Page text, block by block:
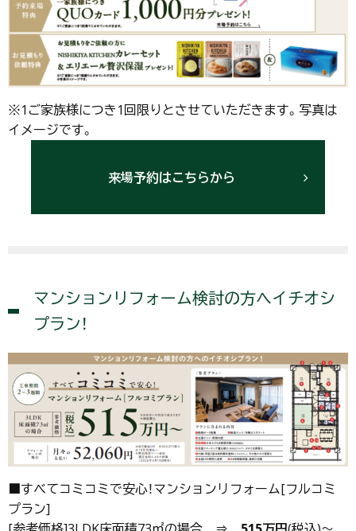
※1ご家族様につき1回限りとさせていただきます。写真は
イメージです。
来場予約はこちらから
マンションリフォーム検討の方へイチオシ
プラン！
■すべてコミコミで安心！マンションリフォーム[フルコミ
プラン]